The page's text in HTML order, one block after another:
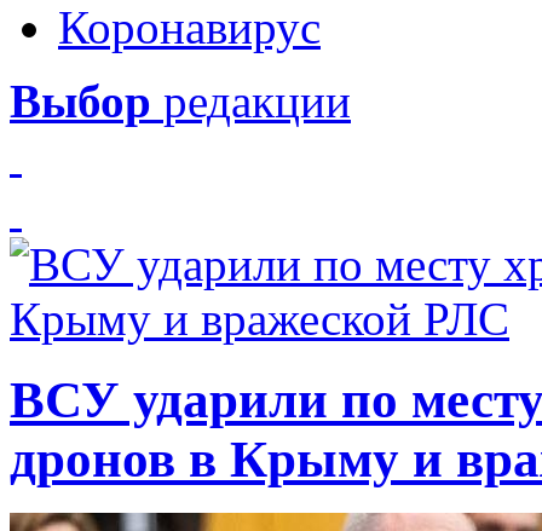
Коронавирус
Выбор редакции
ВСУ ударили по
дронов в Крыму и